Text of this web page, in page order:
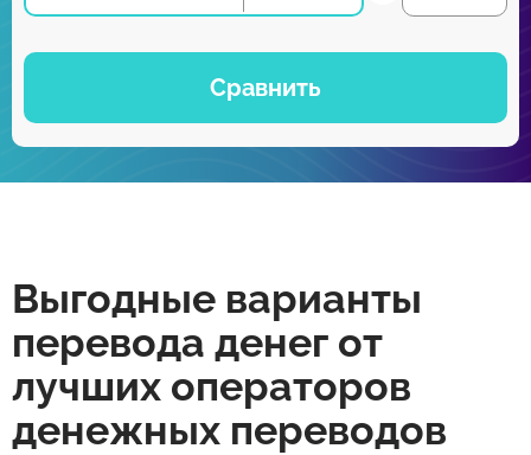
Сравнить
Выгодные варианты
перевода денег от
лучших операторов
денежных переводов